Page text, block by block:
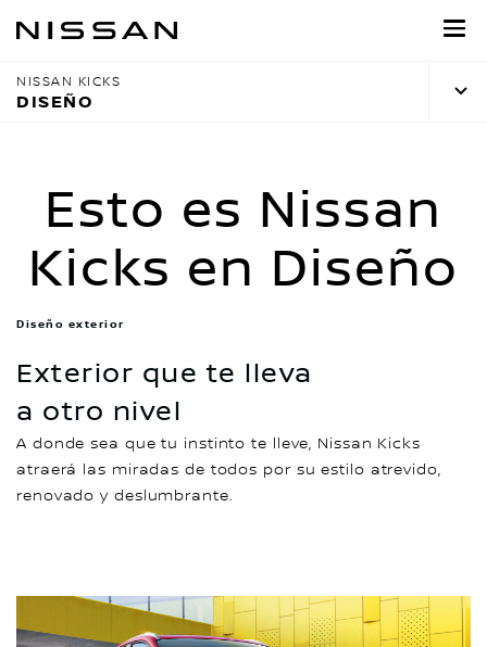
al
principal
NISSAN KICKS
DISEÑO
Esto es Nissan
Kicks en Diseño
Exterior que te lleva
a otro nivel
Diseño exterior
A donde sea que tu instinto te lleve, Nissan Kicks
atraerá las miradas de todos por su estilo atrevido,
renovado y deslumbrante.